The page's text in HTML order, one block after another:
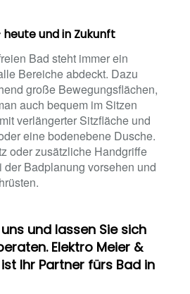
und in Zukunft
Bad steht immer ein
Bereiche abdeckt. Dazu
große Bewegungsflächen,
auch bequem im Sitzen
verlängerter Sitzfläche und
eine bodenebene Dusche.
oder zusätzliche Handgriffe
Badplanung vorsehen und
und lassen Sie sich
Elektro Meier &
Ihr Partner fürs Bad in